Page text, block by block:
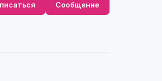
Сообщение